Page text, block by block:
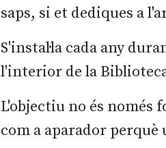
saps, si et dediques a
S'instal·la cada any
l'interior de la
L'objectiu no és només
com a aparador perquè